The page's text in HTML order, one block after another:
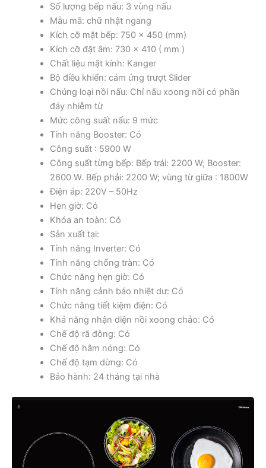
Số lượng bếp nấu: 3 vùng nấu
Mẫu mã: chữ nhật ngang
Kích cỡ mặt bếp: 750 x 450 (mm)
Kích cỡ đặt âm: 730 x 410 ( mm )
Chất liệu mặt kính: Kanger
Bộ điều khiển: cảm ứng trượt Slider
Chủng loại nồi nấu: Chỉ nấu xoong nồi có phần
đáy nhiễm từ
Mức công suất nấu: 9 mức
Tính năng Booster: Có
Công suất : 5900 W
Công suất từng bếp: Bếp trái: 2200 W; Booster:
2600 W. Bếp phải: 2200 W; vùng từ giữa : 1800W
Điện áp: 220V – 50Hz
Hẹn giờ: Có
Khóa an toàn: Có
Sản xuất tại:
Tính năng Inverter: Có
Tính năng chống tràn: Có
Chức năng hẹn giờ: Có
Tính năng cảnh báo nhiệt dư: Có
Chức năng tiết kiệm điện: Có
Khả năng nhận diện nồi xoong chảo: Có
Chế độ rã đông: Có
Chế độ hâm nóng: Có
Chế độ tạm dừng: Có
Bảo hành: 24 tháng tại nhà